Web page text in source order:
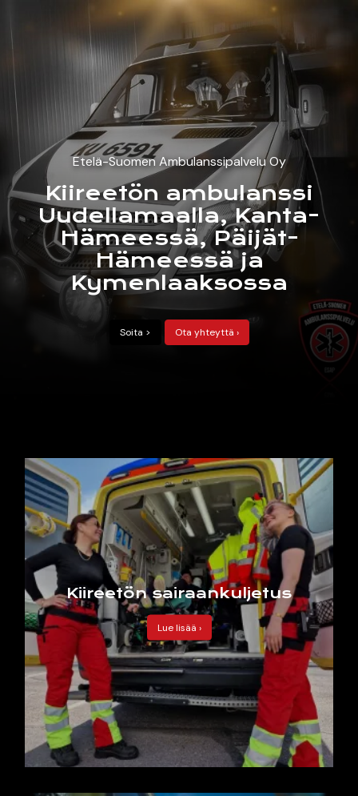
Etelä-Suomen Ambulanssipalvelu Oy
Kiireetön ambulanssi
Uudellamaalla, Kanta-
Hämeessä, Päijät-
Hämeessä ja
Kymenlaaksossa
Soita > Ota yhteyttä ›
Kiireetön sairaankuljetus
Lue lisää ›
Kiireetön sairaankuljetus
Aikatilaustehtävät
Tapahtumapäivystys